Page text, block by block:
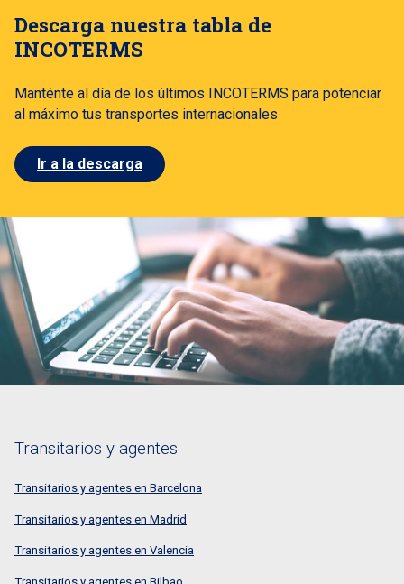
Descarga nuestra tabla de
INCOTERMS
Manténte al día de los últimos INCOTERMS para potenciar
al máximo tus transportes internacionales
Ir a la descarga
Transitarios y agentes
Transitarios y agentes en Barcelona
Transitarios y agentes en Madrid
Transitarios y agentes en Valencia